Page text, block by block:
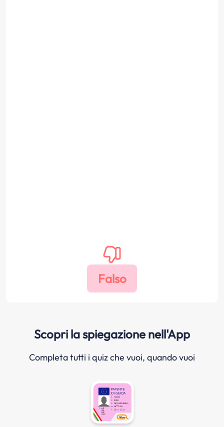
Scopri la spiegazione nell'App
Completa tutti i quiz che vuoi, quando vuoi